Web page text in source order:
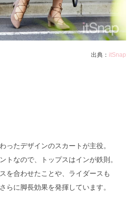
出典： itSnap
ったデザインのスカートが主役。
トなので、トップスはインが鉄則。
を合わせたことや、ライダースも
らに脚長効果を発揮しています。